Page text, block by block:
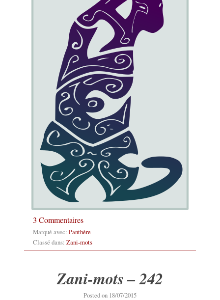
3 Commentaires
Marqué avec: Panthère
Classé dans: Zani-mots
Zani-mots – 242
Posted on 18/07/201512/09/2019